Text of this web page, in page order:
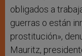
obligados a
guerras o están
prostitución»,
Mauritz,